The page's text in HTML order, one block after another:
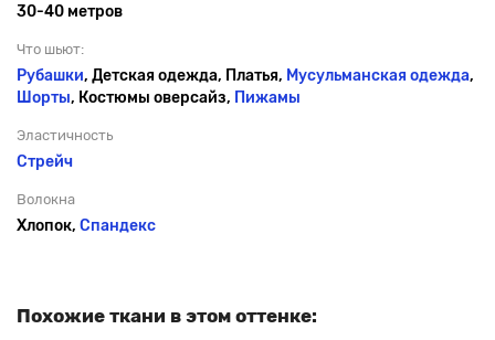
30-40 метров
Что шьют:
Рубашки, Детская одежда, Платья, Мусульманская одежда,
Шорты, Костюмы оверсайз, Пижамы
Эластичность
Стрейч
Волокна
Хлопок, Спандекс
Похожие ткани в этом оттенке: